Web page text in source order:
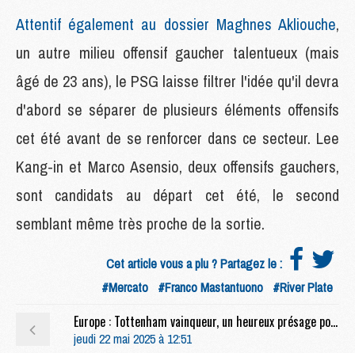
Attentif également au dossier Maghnes Akliouche,
un autre milieu offensif gaucher talentueux (mais
âgé de 23 ans), le PSG laisse filtrer l'idée qu'il devra
d'abord se séparer de plusieurs éléments offensifs
cet été avant de se renforcer dans ce secteur. Lee
Kang-in et Marco Asensio, deux offensifs gauchers,
sont candidats au départ cet été, le second
semblant même très proche de la sortie.
Cet article vous a plu ? Partagez le :
#Mercato #Franco Mastantuono #River Plate
Europe : Tottenham vainqueur, un heureux présage pour le PSG ?
jeudi 22 mai 2025 à 12:51